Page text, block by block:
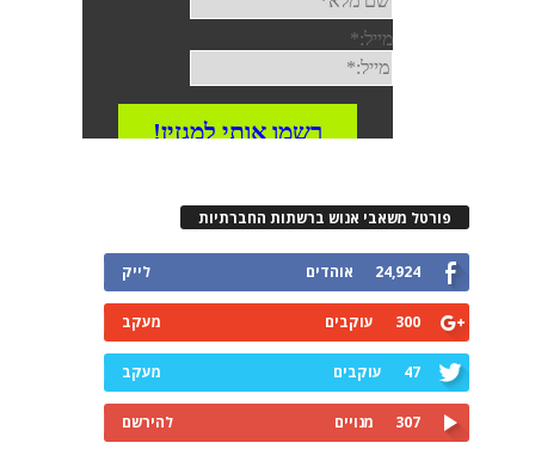
פורטל משאבי אנוש ברשתות החברתיות
24,924 אוהדים לייק
300 עוקבים מעקב
47 עוקבים מעקב
307 מנויים להירשם